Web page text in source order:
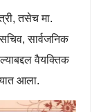
तसेच मा.
सार्वजनिक
वैयक्तिक
आला.